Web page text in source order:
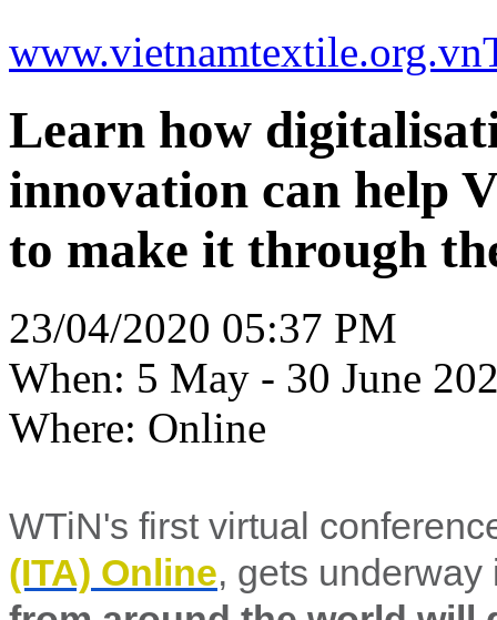
www.vietnamtextile.org.vn
Learn how
innovation can help
to make it through
23/04/2020 05:37 PM
When: 5 May - 30 June
Where: Online
WTiN's first virtual
(ITA) Online, gets